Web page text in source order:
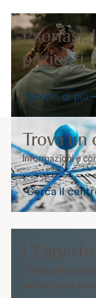
Psoriasi:
pazienti
Scopri di più
Trova
Informazioni e
Cerca il
Dubbi sulla
nel più breve